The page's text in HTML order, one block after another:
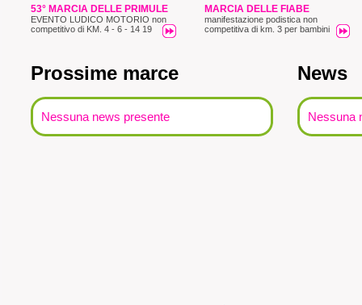
53° MARCIA DELLE PRIMULE
EVENTO LUDICO MOTORIO non
competitivo di KM. 4 - 6 - 14 19
MARCIA DELLE FIABE
manifestazione podistica non
competitiva di km. 3 per bambini
Prossime marce News
Nessuna news presente Nessuna